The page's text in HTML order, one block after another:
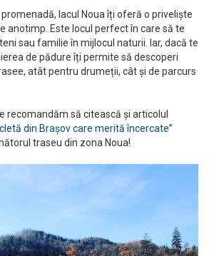
lacul Noua îți oferă o priveliște
anotimp. Este locul perfect în care să te
sau familie în mijlocul naturii. Iar, dacă te
de pădure îți permite să descoperi
atât pentru drumeții, cât și de parcurs
recomandăm să citească și articolul
din Brașov care merită încercate”
traseu din zona Noua!